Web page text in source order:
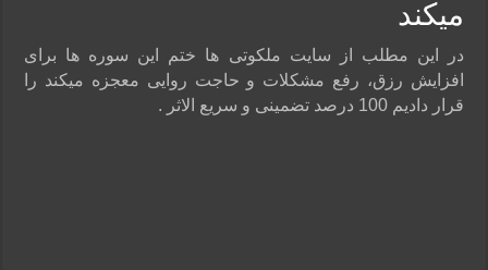
دعای مجرب برای فروش سریع کالا و رونق فروش مغازه | متن آیات، روش انجام و
دعای ایجاد عشق و محبت آتشین در قلب معشوق | متن دعا، روش خواندن
میکند
در این مطلب از سایت ملکوتی ها ختم این سوره ها برای
افزایش رزق، رفع مشکلات و حاجت روایی معجزه میکند را
قرار دادیم 100 درصد تضمینی و سریع الاثر .